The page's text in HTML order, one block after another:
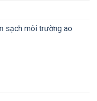
sạch môi trường ao